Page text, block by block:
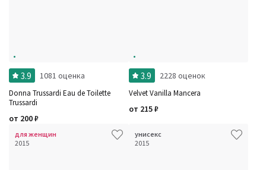
3.9 1081 оценка
Donna Trussardi Eau de Toilette
Trussardi
от 200₽
3.9 2228 оценок
Velvet Vanilla Mancera
от 215₽
для женщин
2015
унисекс
2015